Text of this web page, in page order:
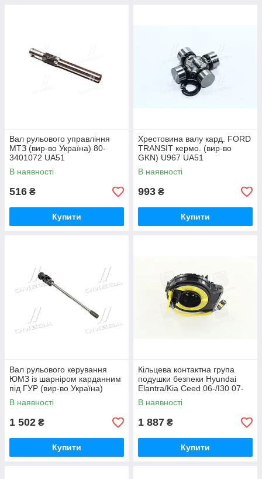
Вал рульового управління
МТЗ (вир-во Україна) 80-
3401072 UA51
В наявності
516 ₴
Купити
Хрестовина валу кард. FORD
TRANSIT кермо. (вир-во
GKN) U967 UA51
В наявності
993 ₴
Купити
Вал рульового керування
ЮМЗ із шарніром карданним
під ГУР (вир-во Україна)
45Т-3401020.01СБ UA51
В наявності
1 502 ₴
Купити
Кільцева контактна група
подушки безпеки Hyundai
Elantra/Kia Ceed 06-/I30 07-
(вир-во Mobis) 934902H300
UA51
В наявності
1 887 ₴
Купити